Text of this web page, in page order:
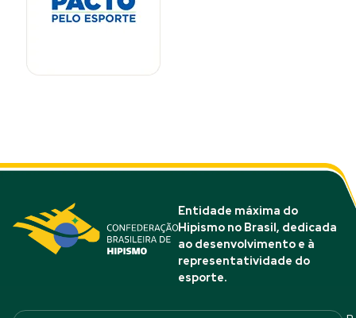
Entidade máxima do
Hipismo no Brasil, dedicada
ao desenvolvimento e à
representatividade do
esporte.